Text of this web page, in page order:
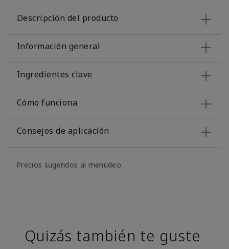
Descripción del producto
Información general
Ingredientes clave
Cómo funciona
Consejos de aplicación
Precios sugeridos al menudeo.
Quizás también te guste